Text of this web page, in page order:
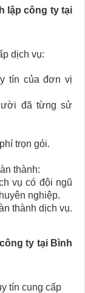
lập công ty tại
dịch vụ:
tín của đơn vị
đã từng sử
trọn gói.
thành:
vụ có đội ngũ
nghiệp.
thành dịch vụ.
ty tại Bình
tín cung cấp